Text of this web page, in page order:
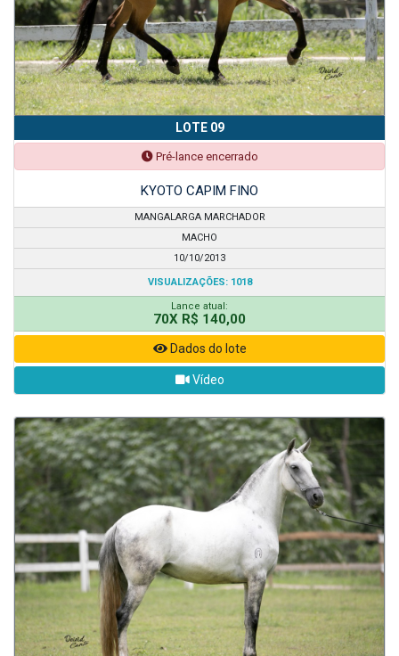
LOTE 09
Pré-lance encerrado
KYOTO CAPIM FINO
MANGALARGA MARCHADOR
MACHO
10/10/2013
VISUALIZAÇÕES: 1018
Lance atual:
70X R$ 140,00
Dados do lote
Vídeo